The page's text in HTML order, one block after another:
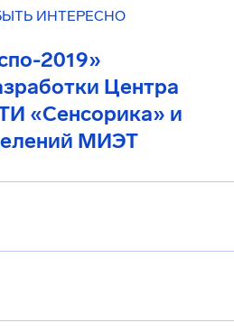
ИНТЕРЕСНО
2019»
Центра
«Сенсорика» и
МИЭТ